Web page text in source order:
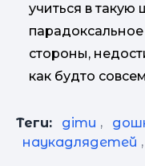
учиться в такую
парадоксальное
стороны,
как будто
Теги: діти ,
наукадлядетей ,